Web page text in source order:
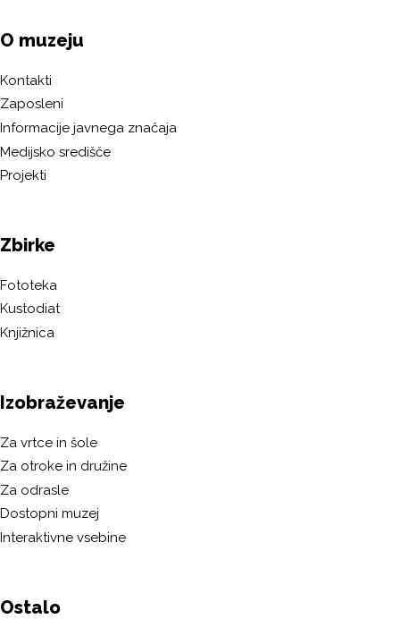
O muzeju
Kontakti
Zaposleni
Informacije javnega značaja
Medijsko središče
Projekti
Zbirke
Fototeka
Kustodiat
Knjižnica
Izobraževanje
Za vrtce in šole
Za otroke in družine
Za odrasle
Dostopni muzej
Interaktivne vsebine
Ostalo